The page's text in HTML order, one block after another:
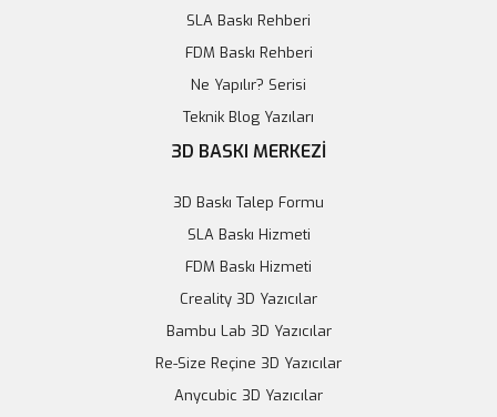
SLA Baskı Rehberi
FDM Baskı Rehberi
Ne Yapılır? Serisi
Teknik Blog Yazıları
3D BASKI MERKEZİ
3D Baskı Talep Formu
SLA Baskı Hizmeti
FDM Baskı Hizmeti
Creality 3D Yazıcılar
Bambu Lab 3D Yazıcılar
Re-Size Reçine 3D Yazıcılar
Anycubic 3D Yazıcılar